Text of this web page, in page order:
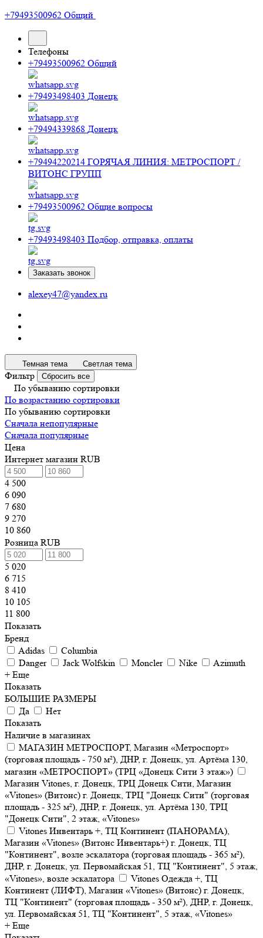
+79493500962 Общий
Телефоны
+79493500962 Общий
+79493498403 Донецк
+79494339868 Донецк
+79494220214 ГОРЯЧАЯ ЛИНИЯ: МЕТРОСПОРТ /
ВИТОНС ГРУПП
+79493500962 Общие вопросы
+79493498403 Подбор, отправка, оплаты
Заказать звонок
alexey47@yandex.ru
Темная тема Светлая тема
Фильтр Сбросить все
По убыванию сортировки
По возрастанию сортировки
По убыванию сортировки
Сначала непопулярные
Сначала популярные
Цена
Интернет магазин RUB
4 500
6 090
7 680
9 270
10 860
Розница RUB
5 020
6 715
8 410
10 105
11 800
Показать
Бренд
Adidas
Columbia
Danger
Jack Wolfskin Moncler Nike
Azimuth
+ Еще
Показать
БОЛЬШИЕ РАЗМЕРЫ
Да
Нет
Показать
Наличие в магазинах
МАГАЗИН МЕТРОСПОРТ, Магазин «Метроспорт»
(торговая площадь - 750 м²), ДНР, г. Донецк, ул. Артёма 130,
магазин «МЕТРОСПОРТ» (ТРЦ «Донецк Сити 3 этаж»)
Магазин Vitones, г. Донецк, ТРЦ Донецк Сити, Магазин
«Vitones» (Витонс) г. Донецк, ТРЦ "Донецк Сити" (торговая
площадь - 325 м²), ДНР, г. Донецк, ул. Артёма 130, ТРЦ
"Донецк Сити", 2 этаж, «Vitones»
Vitones Инвентарь +, ТЦ Континент (ПАНОРАМА),
Магазин «Vitones» (Витонс Инвентарь+) г. Донецк, ТЦ
"Континент", возле эскалатора (торговая площадь - 365 м²),
ДНР, г. Донецк, ул. Первомайская 51, ТЦ "Континент", 5 этаж,
«Vitones», возле эскалатора
Vitones Одежда +, ТЦ
Континент (ЛИФТ), Магазин «Vitones» (Витонс) г. Донецк,
ТЦ "Континент" (торговая площадь - 350 м²), ДНР, г. Донецк,
ул. Первомайская 51, ТЦ "Континент", 5 этаж, «Vitones»
+ Еще